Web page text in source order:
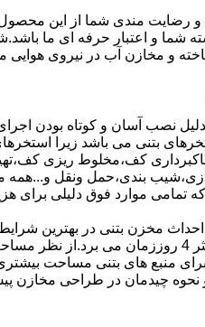
و رضایت مندی شما از این
شما و اعتبار حرفه ای ما
و مخازن آب در نیروی هوایی
نصب آسان و کوتاه بودن
بتنی می باشد زیرا
کف،مخلوط ریزی کف،تهیه
بندی،حمل ونقل و...همه
که تمامی موارد فوق دلیلی برای
دارد درصورتیکه اجرای کامل مخزن پیش ساخته حداکثر
منبع های بتنی مساحت بیشتری
چیدمان در طراحی مخازن